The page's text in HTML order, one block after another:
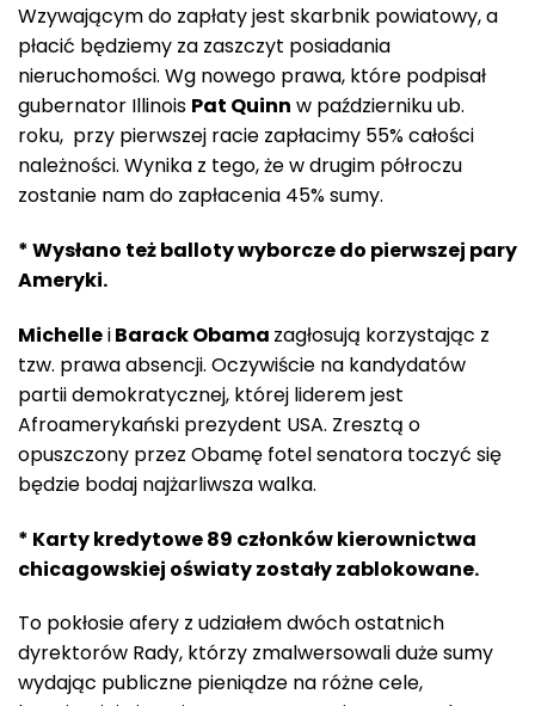
Wzywającym do zapłaty jest skarbnik powiatowy, a
płacić będziemy za zaszczyt posiadania
nieruchomości. Wg nowego prawa, które podpisał
gubernator Illinois Pat Quinn w październiku ub.
roku, przy pierwszej racie zapłacimy 55% całości
należności. Wynika z tego, że w drugim półroczu
zostanie nam do zapłacenia 45% sumy.
* Wysłano też balloty wyborcze do pierwszej pary
Ameryki.
MichelleiBarack Obama zagłosują korzystając z
tzw. prawa absencji. Oczywiście na kandydatów
partii demokratycznej, której liderem jest
Afroamerykański prezydent USA. Zresztą o
opuszczony przez Obamę fotel senatora toczyć się
będzie bodaj najżarliwsza walka.
* Karty kredytowe 89 członków kierownictwa
chicagowskiej oświaty zostały zablokowane.
To pokłosie afery z udziałem dwóch ostatnich
dyrektorów Rady, którzy zmalwersowali duże sumy
wydając publiczne pieniądze na różne cele,